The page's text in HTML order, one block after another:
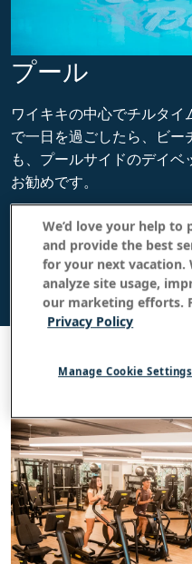
プール
ワイキキの中心でチルタ
で一日を過ごしたら、ビ
も、プールサイドのデイ
お勧めです。
プールの営業時間：午前8
プールは1階にあります
We’d love your help to
and provide the best
for your next vacation.
analyze site usage,
our marketing efforts.
Privacy Policy
Manage Cookie Settings